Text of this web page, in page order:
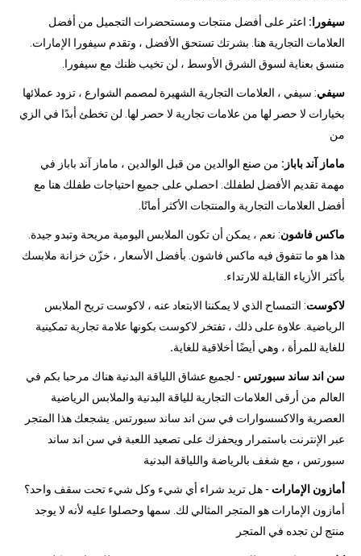
سيفورا: اعثر على أفضل منتجات ومستحضرات التجميل من أفضل
العلامات التجارية هنا. بشرتك تستحق الأفضل ، وتقدم سيفورا الإمارات.
منسق بعناية لسوق الشرق الأوسط ، لن تخيب ظنك مع سيفورا.
سيفي: سيفي ، العلامات التجارية الشهيرة لمصمم الشوارع ، تزود عملائها
بخيارات لا حصر لها من علامات تجارية لا حصر لها. لن تخطئ أبدًا في الزي
من
ماماز آند باباز: من صنع الوالدين من قبل الوالدين ، ماماز آند باباز في
مهمة تقديم الأفضل لطفلك. احصلي على جميع احتياجات طفلك هنا مع
أفضل العلامات التجارية والمنتجات الأكثر أمانًا.
ماكس فاشون: نعم ، يمكن أن تكون الملابس اليومية مريحة وتبدو جيدة.
هذا هو ما تتفوق فيه ماكس فاشون. بأفضل الأسعار ، خزّن خزانة ملابسك
بأكثر الأزياء القابلة للارتداء.
لاكوست: التمساح الذي لا يمكننا الابتعاد عنه ، لاكوست تريح الملابس
الرياضية. علاوة على ذلك ، تفتخر لاكوست بكونها علامة تجارية تمكينية
للغاية للمرأة ، وهي أيضًا أخلاقية للغاية.
سن اند ساند سبورتس - لجميع عشاق اللياقة البدنية هناك مرحبا بكم في
العالم من أرقى العلامات التجارية للياقة البدنية والملابس الرياضية
العصرية والاكسسوارات في سن اند ساند سبورتس. يشجعك هذا المتجر
عبر الإنترنت باستمرار ويحفزك على تصعيد اللعبة في سن اند ساند
سبورتس ، مع شغف بالرياضة واللياقة البدنية
أمازون الإمارات - هل تريد شراء أي شيء وكل شيء تحت سقف واحد؟
أمازون الإمارات هو المتجر المثالي لك. سمها وحصلوا عليه لأنه لا يوجد
منتج لن تجده في المتجر